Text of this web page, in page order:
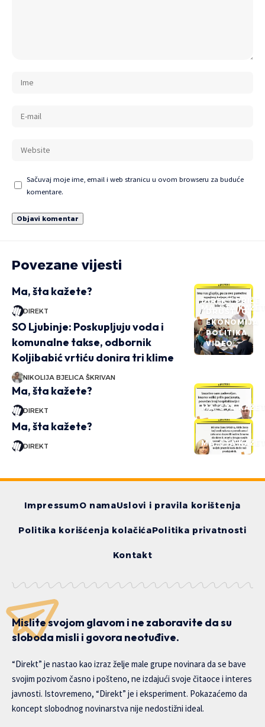
Sačuvaj moje ime, email i web stranicu u ovom browseru za buduće
komentare.
Povezane vijesti
MA, ŠTA
Ma, šta kažete?
DIREKT
DIREKT PRIČE
DRUŠTVO
EKONOMIJA
POLITIKA
VIDEO
SO Ljubinje: Poskupljuju voda i
komunalne takse, odbornik
Koljibabić vrtiću donira tri klime
NIKOLIJA BJELICA ŠKRIVAN
MA, ŠTA
Ma, šta kažete?
DIREKT
MA, ŠTA
Ma, šta kažete?
DIREKT
ImpressumO namaUslovi i pravila korištenja
Politika korišćenja kolačićaPolitika privatnosti
Kontakt
Mislite svojom glavom i ne zaboravite da su
sloboda misli i govora neotuđive.
“Direkt” je nastao kao izraz želje male grupe novinara da se bave
svojim pozivom časno i pošteno, ne izdajući svoje čitaoce i interes
javnosti. Istovremeno, “Direkt” je i eksperiment. Pokazaćemo da
koncept slobodnog novinarstva nije nedostižni ideal.